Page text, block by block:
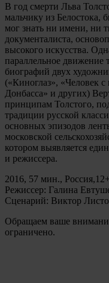
В год смерти Льва
мальчику из Белостока,
мог знать ни имени, ни
документалиста,
высокого искусства.
параллельное движение
биографий двух
(«Киноглаз», «Человек
Донбасса» и других)
принципам Толстого,
традиции русской
основных эпизодов
московской
котором выявляется
и режиссера.
2016, 57 мин., Россия,12+
Режиссер: Галина
Сценарий: Виктор
Обращаем ваше
ограничено.